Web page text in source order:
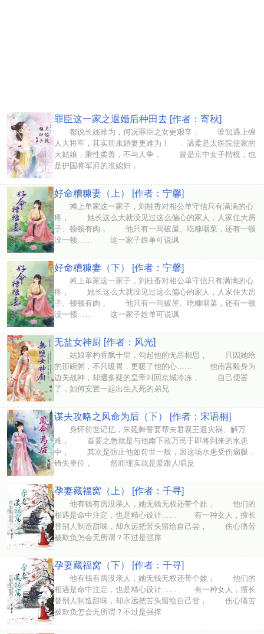
罪臣这一家之退婚后种田去 [作者：寄秋]
都说长姊难为，何况罪臣之女更艰辛， 谁知遇上缠
人大将军，其实前未婚妻更难为！ 温柔是太医院使家的
大姑娘，秉性柔善，不与人争， 曾是京中女子楷模，也
是护国将军府的准媳妇，
好命糟糠妻（上） [作者：宁馨]
摊上单家这一家子，刘桂香对相公单守信只有满满的心
疼， 她长这么大就没见过这么偏心的家人，人家住大房
子、顿顿有肉， 他只有一间破屋、吃糠咽菜，还有一顿
没一顿…… 这一家子姓单可说讽
好命糟糠妻（下） [作者：宁馨]
摊上单家这一家子，刘桂香对相公单守信只有满满的心
疼， 她长这么大就没见过这么偏心的家人，人家住大房
子、顿顿有肉， 他只有一间破屋、吃糠咽菜，还有一顿
没一顿…… 这一家子姓单可说讽
无盐女神厨 [作者：风光]
姑娘掌杓香飘十里，勾起他的无尽相思， 只因她给
的那碗粥，不只暖胃，更暖了他的心…… 他南宫毅身为
边关战神，却遭多疑的皇帝叫回京城冷冻， 自己便罢
了，如何安置一起出生入死的弟兄
谋夫攻略之凤命为后（下） [作者：宋语桐]
身怀前世记忆，朱延舞誓要帮夫君襄王避灾祸、解万
难， 首要之急就是与他南下救万民于即将到来的水患
中， 其次是防止他如前世一般，因这场水患受伤瘸腿，
错失皇位， 然而现实就是爱跟人唱反
孕妻藏福窝（上） [作者：千寻]
他有钱有房没亲人，她无钱无权还带个娃， 他们的
相遇是命中注定，也是精心设计…… 有一种女人，擅长
替别人制造甜味，却永远把苦头留给自己尝， 伤心痛苦
被欺负怎会无所谓？不过是强撑
孕妻藏福窝（下） [作者：千寻]
他有钱有房没亲人，她无钱无权还带个娃， 他们的
相遇是命中注定，也是精心设计…… 有一种女人，擅长
替别人制造甜味，却永远把苦头留给自己尝， 伤心痛苦
被欺负怎会无所谓？不过是强撑